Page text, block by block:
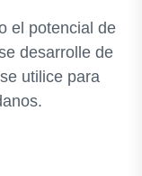
el potencial de
desarrolle de
utilice para